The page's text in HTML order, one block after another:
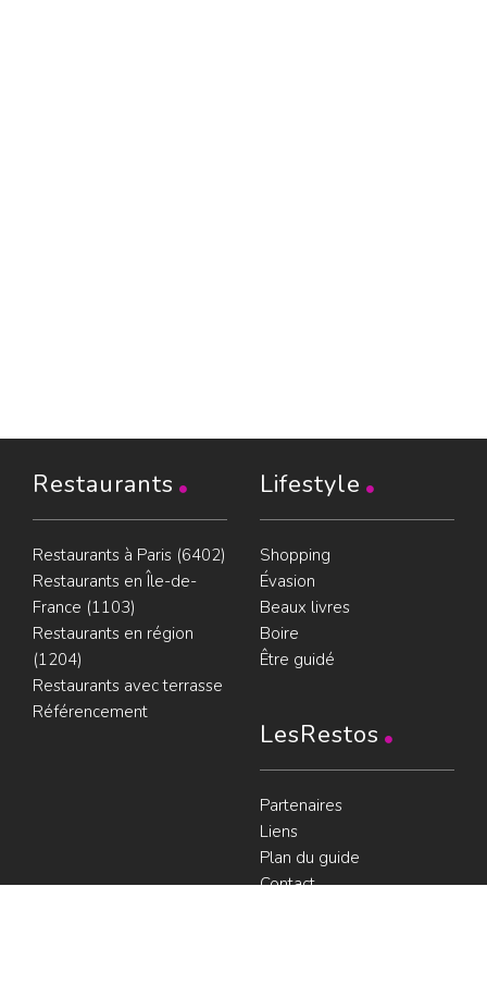
Restaurants
Restaurants à Paris (6402)
Restaurants en Île-de-
France (1103)
Restaurants en région
(1204)
Restaurants avec terrasse
Référencement
Lifestyle
Shopping
Évasion
Beaux livres
Boire
Être guidé
LesRestos
Partenaires
Liens
Plan du guide
Contact